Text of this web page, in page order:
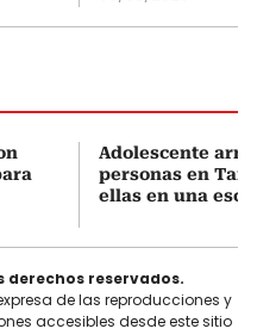
Adolescente
personas en
ellas en una
derechos reservados.
de las reproducciones y
accesibles desde este sitio